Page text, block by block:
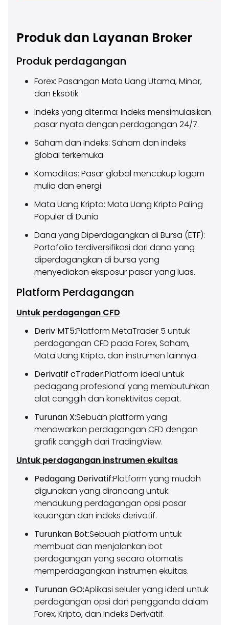
Produk dan Layanan Broker
Produk perdagangan
Forex: Pasangan Mata Uang Utama, Minor,
dan Eksotik
Indeks yang diterima: Indeks mensimulasikan
pasar nyata dengan perdagangan 24/7.
Saham dan Indeks: Saham dan indeks
global terkemuka
Komoditas: Pasar global mencakup logam
mulia dan energi.
Mata Uang Kripto: Mata Uang Kripto Paling
Populer di Dunia
Dana yang Diperdagangkan di Bursa (ETF):
Portofolio terdiversifikasi dari dana yang
diperdagangkan di bursa yang
menyediakan eksposur pasar yang luas.
Platform Perdagangan
Untuk perdagangan CFD
Deriv MT5:Platform MetaTrader 5 untuk
perdagangan CFD pada Forex, Saham,
Mata Uang Kripto, dan instrumen lainnya.
Derivatif cTrader:Platform ideal untuk
pedagang profesional yang membutuhkan
alat canggih dan konektivitas cepat.
Turunan X:Sebuah platform yang
menawarkan perdagangan CFD dengan
grafik canggih dari TradingView.
Untuk perdagangan instrumen ekuitas
Pedagang Derivatif:Platform yang mudah
digunakan yang dirancang untuk
mendukung perdagangan opsi pasar
keuangan dan indeks derivatif.
Turunkan Bot:Sebuah platform untuk
membuat dan menjalankan bot
perdagangan yang secara otomatis
memperdagangkan instrumen ekuitas.
Turunan GO:Aplikasi seluler yang ideal untuk
perdagangan opsi dan pengganda dalam
Forex, Kripto, dan Indeks Derivatif.